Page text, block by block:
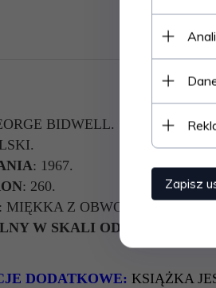
BIDWELL.
: 1967.
: 260.
: MIĘKKA Z OBWOLUTĄ.
W SKALI OD 1 DO 10
DODATKOWE: KSIĄŻKA
Zapisz